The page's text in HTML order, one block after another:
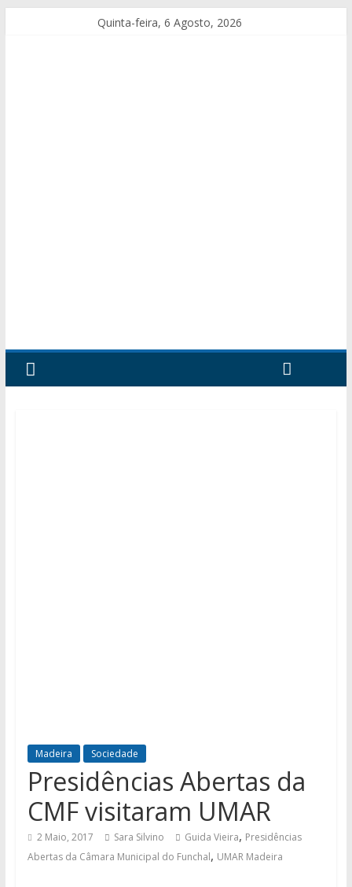
Quinta-feira, 6 Agosto, 2026
Madeira Sociedade
Presidências Abertas da
CMF visitaram UMAR
2 Maio, 2017 Sara Silvino Guida Vieira, Presidências
Abertas da Câmara Municipal do Funchal, UMAR Madeira